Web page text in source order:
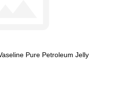
Pure Petroleum Jelly